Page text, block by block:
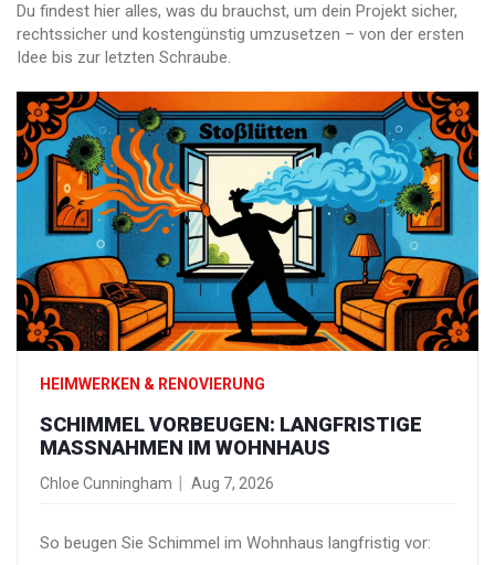
Du findest hier alles, was du brauchst, um dein Projekt sicher,
rechtssicher und kostengünstig umzusetzen – von der ersten
Idee bis zur letzten Schraube.
HEIMWERKEN & RENOVIERUNG
SCHIMMEL VORBEUGEN: LANGFRISTIGE
MASSNAHMEN IM WOHNHAUS
Chloe Cunningham Aug 7, 2026
So beugen Sie Schimmel im Wohnhaus langfristig vor: